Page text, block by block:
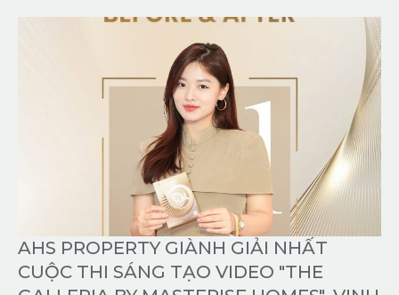
AHS PROPERTY GIÀNH GIẢI NHẤT
CUỘC THI SÁNG TẠO VIDEO "THE